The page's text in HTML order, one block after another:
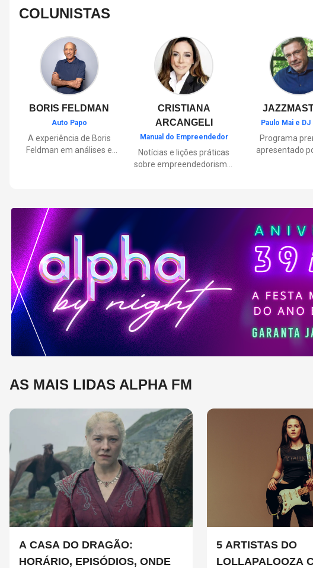
COLUNISTAS
BORIS FELDMAN
Auto Papo
A experiência de Boris
Feldman em análises e
manutenção,
lançamentos, tecnologia e
tudo o que envolve o dia a
dia dos motoristas.
CRISTIANA
ARCANGELI
Manual do Empreendedor
Notícias e lições práticas
sobre empreendedorismo,
Paulo Mai e DJ
Programa
apresentado
Soul ao
Lançamentos
sobre
movimentos
nasceram a
e ajudaram a
música
AS MAIS LIDAS ALPHA FM
A CASA DO DRAGÃO:
HORÁRIO, EPISÓDIOS, ONDE
5 ARTISTAS DO
LOLLAPALOOZA